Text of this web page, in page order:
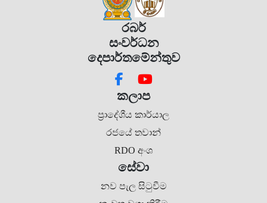
රබර්
සංවර්ධන
දෙපාර්තමේන්තුව
කලාප
ප්‍රාදේශීය කාර්යාල
රජයේ තවාන්
RDO අංශ
සේවා
නව පැල සිටුවීම